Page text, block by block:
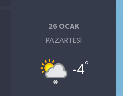
26 OCAK
PAZARTESI
-4°